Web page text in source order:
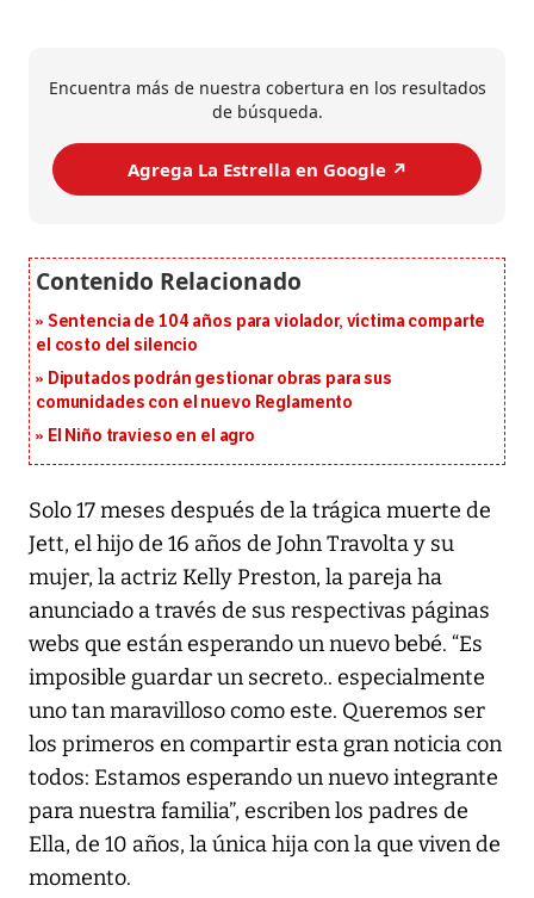
Encuentra más de nuestra cobertura en los resultados
de búsqueda.
Agrega La Estrella en Google ↗️
Sentencia de 104 años para violador, víctima comparte
el costo del silencio
Diputados podrán gestionar obras para sus
comunidades con el nuevo Reglamento
El Niño travieso en el agro
Solo 17 meses después de la trágica muerte de
Jett, el hijo de 16 años de John Travolta y su
mujer, la actriz Kelly Preston, la pareja ha
anunciado a través de sus respectivas páginas
webs que están esperando un nuevo bebé. “Es
imposible guardar un secreto.. especialmente
uno tan maravilloso como este. Queremos ser
los primeros en compartir esta gran noticia con
todos: Estamos esperando un nuevo integrante
para nuestra familia”, escriben los padres de
Ella, de 10 años, la única hija con la que viven de
momento.